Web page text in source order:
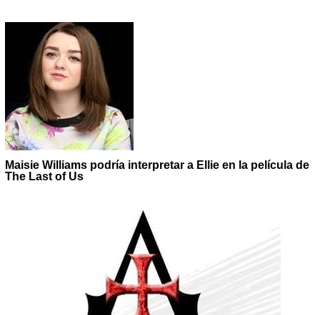
Maisie Williams podría interpretar a Ellie en la película de
The Last of Us